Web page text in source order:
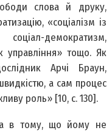
слова й друку,
«соціалізм із
демократизм,
управління» тощо. Як
Арчі Браун,
а сам процес
роль» [10, с. 130].
в тому, що йому не